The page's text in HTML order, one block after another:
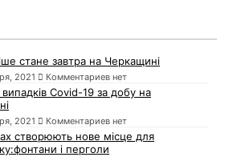
стане завтра на Черкащині
2021 Комментариев нет
Covid-19 за добу на
2021 Комментариев нет
створюють нове місце для
і перголи